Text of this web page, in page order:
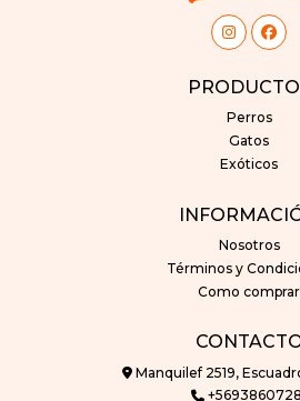
Perros
Gatos
Exóticos
Nosotros
Términos y
Como comprar
Manquilef 2519,